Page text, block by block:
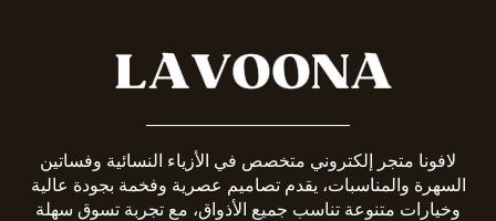
لافونا متجر إلكتروني متخصص في الأزياء النسائية وفساتين
السهرة والمناسبات، يقدم تصاميم عصرية وفخمة بجودة عالية
وخيارات متنوعة تناسب جميع الأذواق، مع تجربة تسوق سهلة